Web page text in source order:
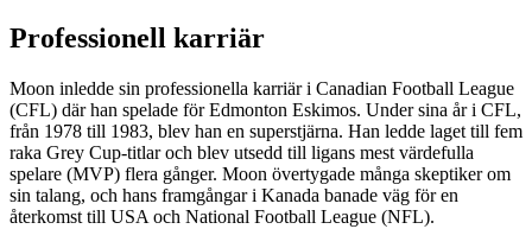
Professionell karriär
Moon inledde sin professionella karriär i Canadian Football League
(CFL) där han spelade för Edmonton Eskimos. Under sina år i CFL,
från 1978 till 1983, blev han en superstjärna. Han ledde laget till fem
raka Grey Cup-titlar och blev utsedd till ligans mest värdefulla
spelare (MVP) flera gånger. Moon övertygade många skeptiker om
sin talang, och hans framgångar i Kanada banade väg för en
återkomst till USA och National Football League (NFL).